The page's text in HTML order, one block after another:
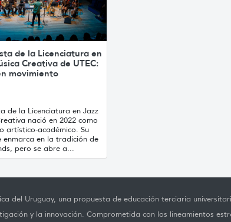
de la Licenciatura en
Creativa de UTEC:
movimiento
de la Licenciatura en Jazz
nació en 2022 como
artístico-académico. Su
enmarca en la tradición de
pero se abre a...
del Uruguay, una propuesta de educación terciaria
y la innovación. Comprometida con los lineamientos